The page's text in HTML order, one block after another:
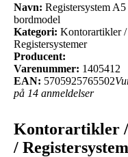
Navn: Registersystem
bordmodel
Kategori: Kontorartikler
Registersystemer
Producent:
Varenummer: 1405412
EAN: 5705925765502
på 14 anmeldelser
Kontorartikler
/